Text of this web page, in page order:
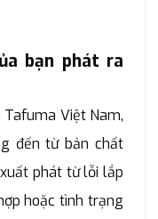
bạn phát ra
Việt Nam,
đến từ bản chất
phát từ lỗi lắp
hoặc tình trạng